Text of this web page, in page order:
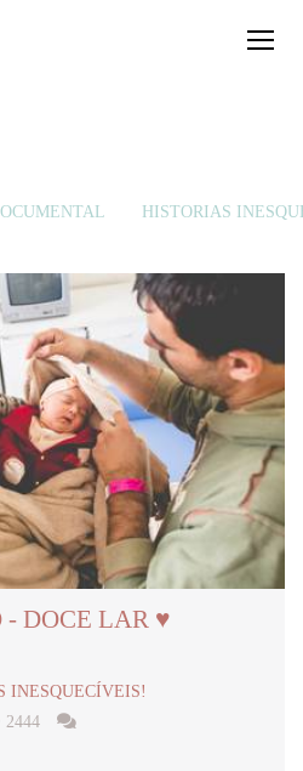
HISTÓRIAS
- DOCE LAR ♥
INESQUECÍVEIS!
2444